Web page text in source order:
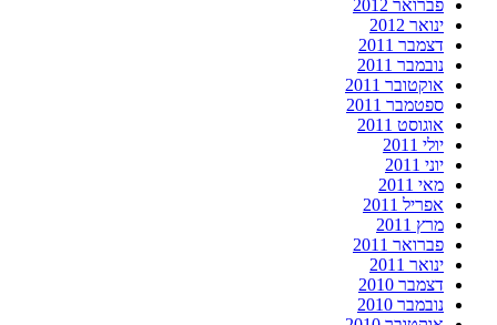
פברואר 2012
ינואר 2012
דצמבר 2011
נובמבר 2011
אוקטובר 2011
ספטמבר 2011
אוגוסט 2011
יולי 2011
יוני 2011
מאי 2011
אפריל 2011
מרץ 2011
פברואר 2011
ינואר 2011
דצמבר 2010
נובמבר 2010